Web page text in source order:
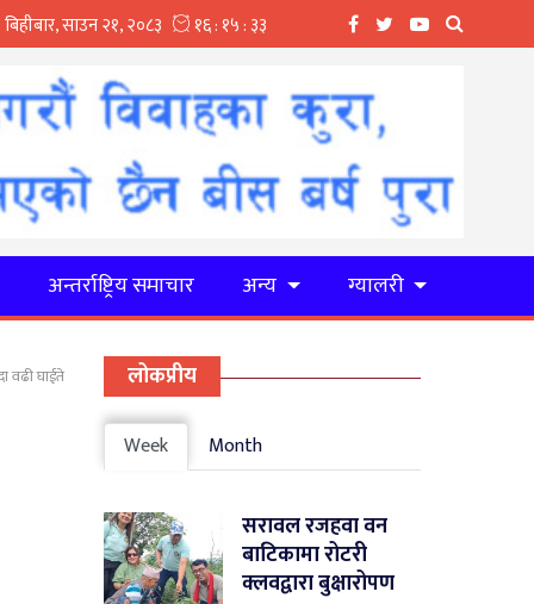
अन्तर्राष्ट्रिय समाचार अन्य ग्यालरी
वढी घाईते लोकप्रीय
Week Month
सरावल रजहवा वन
बाटिकामा रोटरी
क्लवद्वारा बुक्षारोपण